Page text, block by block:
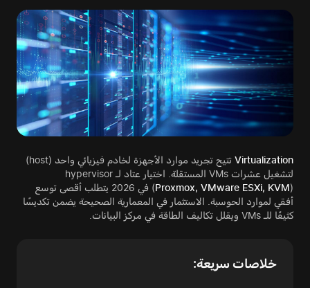
Virtualization
تتيح تجريد موارد الأجهزة لخادم فيزيائي واحد (host)
لتشغيل عشرات VMs المستقلة. اختيار عتاد لـ hypervisor
(Proxmox, VMware ESXi, KVM
) في 2026 يتطلب أقصى توسع
أفقي لموارد الحوسبة. الاستثمار في المعمارية الصحيحة يضمن تكديسًا
كثيفًا للـ VMs ويقلل تكاليف الطاقة في مركز البيانات.
خلاصات سريعة: